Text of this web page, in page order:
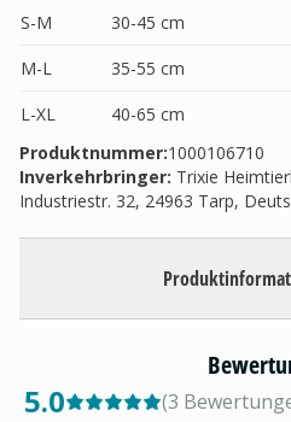
S-M 30-45 cm
M-L
35-55 cm
L-XL
40-65 cm
Produktnummer:1000106710
Inverkehrbringer: Trixie
Industriestr. 32, 24963 Tarp,
5.0 (3